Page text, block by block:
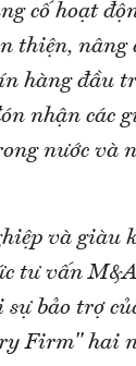
cố hoạt
thiện, nâng
hàng đầu
nhận các
nước và
và giàu
tư vấn
bảo trợ
Firm" hai